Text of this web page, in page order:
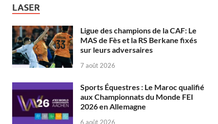
LASER
Ligue des champions de la CAF: Le
MAS de Fès et la RS Berkane fixés
sur leurs adversaires
7 août 2026
Sports Équestres : Le Maroc qualifié
aux Championnats du Monde FEI
2026 en Allemagne
6 août 2026